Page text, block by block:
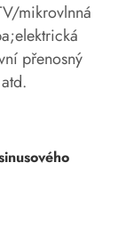
mikrovlnná
přenosný